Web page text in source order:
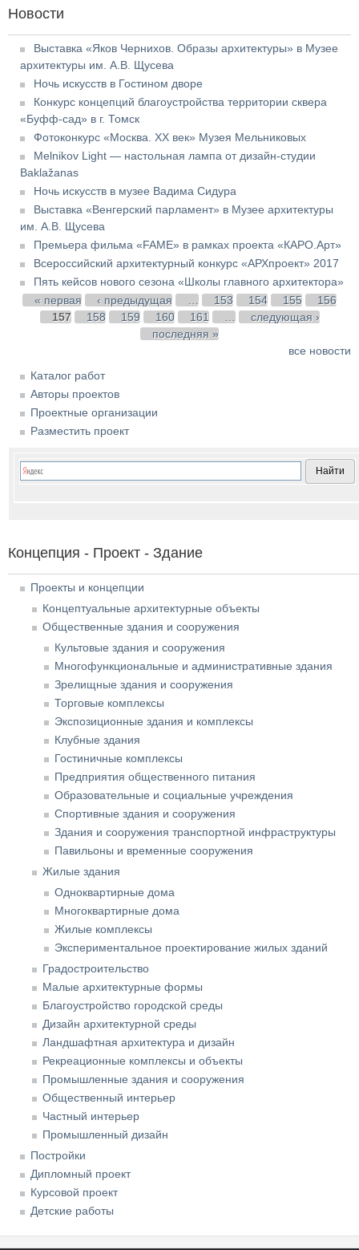
Новости
Выставка «Яков Чернихов. Образы архитектуры» в Музее
архитектуры им. А.В. Щусева
Ночь искусств в Гостином дворе
Конкурс концепций благоустройства территории сквера
«Буфф-сад» в г. Томск
Фотоконкурс «Москва. XX век» Музея Мельниковых
Melnikov Light — настольная лампа от дизайн-студии
Baklažanas
Ночь искусств в музее Вадима Сидура
Выставка «Венгерский парламент» в Музее архитектуры
им. А.В. Щусева
Премьера фильма «FAME» в рамках проекта «КАРО.Арт»
Всероссийский архитектурный конкурс «АРХпроект» 2017
Пять кейсов нового сезона «Школы главного архитектора»
Страницы
« первая ‹ предыдущая … 153 154 155
156
157
158 159 160 161 …
следующая ›
последняя »
все новости
Каталог работ
Авторы проектов
Проектные организации
Разместить проект
Концепция - Проект - Здание
Проекты и концепции
Концептуальные архитектурные объекты
Общественные здания и сооружения
Культовые здания и сооружения
Многофункциональные и административные здания
Зрелищные здания и сооружения
Торговые комплексы
Экспозиционные здания и комплексы
Клубные здания
Гостиничные комплексы
Предприятия общественного питания
Образовательные и социальные учреждения
Спортивные здания и сооружения
Здания и сооружения транспортной инфраструктуры
Павильоны и временные сооружения
Жилые здания
Одноквартирные дома
Многоквартирные дома
Жилые комплексы
Экспериментальное проектирование жилых зданий
Градостроительство
Малые архитектурные формы
Благоустройство городской среды
Дизайн архитектурной среды
Ландшафтная архитектура и дизайн
Рекреационные комплексы и объекты
Промышленные здания и сооружения
Общественный интерьер
Частный интерьер
Промышленный дизайн
Постройки
Дипломный проект
Курсовой проект
Детские работы